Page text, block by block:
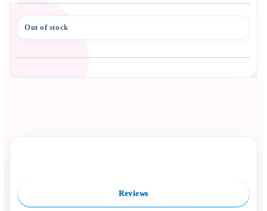
Out of stock
Reviews